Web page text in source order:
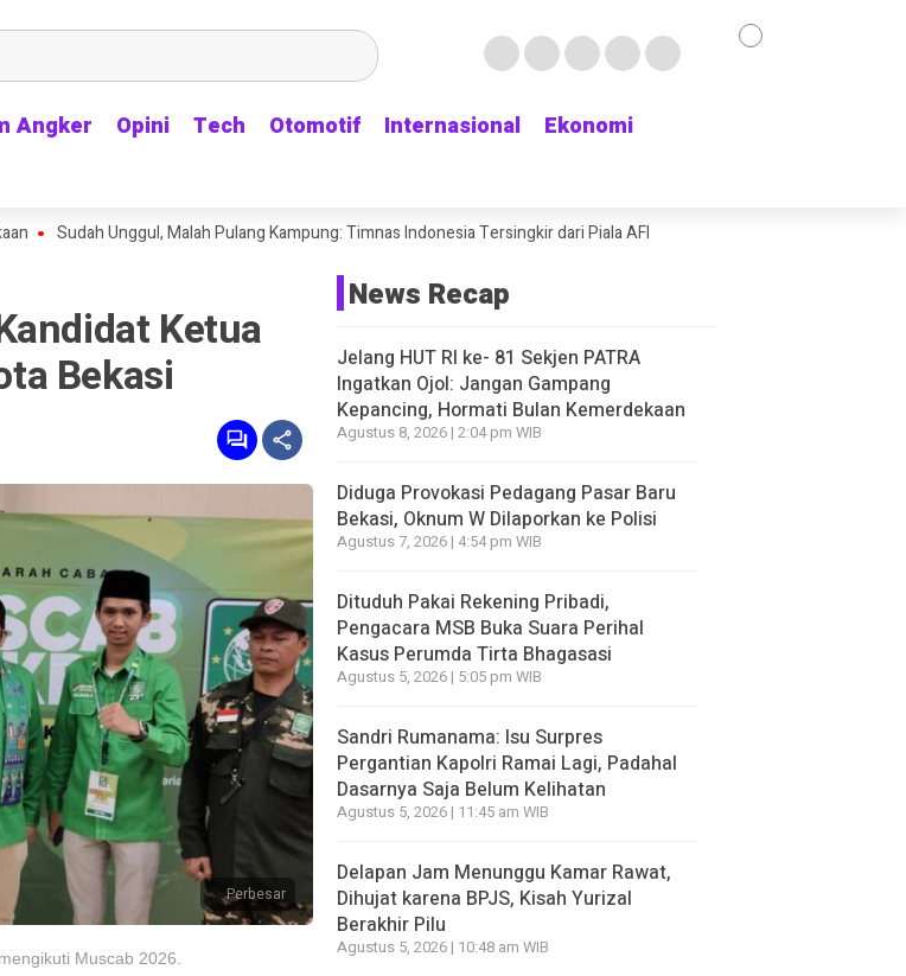
Angker Opini Tech Otomotif Internasional
Ekonomi
Angker Opini Tech Otomotif Internasional
Ekonomi
Unggul, Malah Pulang Kampung: Timnas Indonesia Tersingkir dari Piala AFF 2026 usai Ditahan Singapura 1-1
Ketua
Bekasi
Perbesar
Muscab 2026.
News Recap
Jelang HUT RI ke- 81 Sekjen PATRA
Ingatkan Ojol: Jangan Gampang
Kepancing, Hormati Bulan Kemerdekaan
Agustus 8, 2026 | 2:04 pm WIB
Diduga Provokasi Pedagang Pasar Baru
Bekasi, Oknum W Dilaporkan ke Polisi
Agustus 7, 2026 | 4:54 pm WIB
Dituduh Pakai Rekening Pribadi,
Pengacara MSB Buka Suara Perihal
Kasus Perumda Tirta Bhagasasi
Agustus 5, 2026 | 5:05 pm WIB
Sandri Rumanama: Isu Surpres
Pergantian Kapolri Ramai Lagi, Padahal
Dasarnya Saja Belum Kelihatan
Agustus 5, 2026 | 11:45 am WIB
Delapan Jam Menunggu Kamar Rawat,
Dihujat karena BPJS, Kisah Yurizal
Berakhir Pilu
Agustus 5, 2026 | 10:48 am WIB